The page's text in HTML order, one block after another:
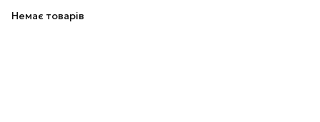
Немає товарів